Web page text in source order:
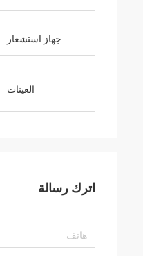
جهاز استشعار
العينات
اترك رسالة